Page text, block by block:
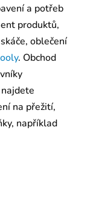
a potřeb
produktů,
oblečení
. Obchod
na přežití,
například